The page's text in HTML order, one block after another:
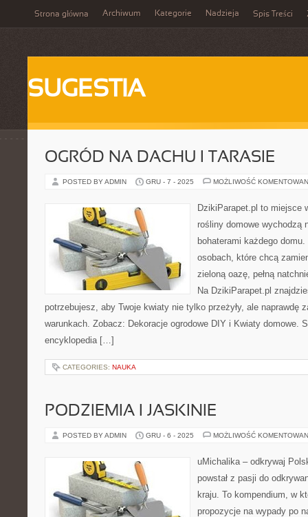
Strona główna Archiwum Kategorie Nadzieja Spis Treści
SUGESTIA
OGRÓD NA DACHU I TARASIE
POSTED BY ADMIN GRU - 7 - 2025 MOŻLIWOŚĆ
DzikiParapet.pl to miejsce
rośliny domowe wychodzą
bohaterami każdego
osobach, które chcą
zieloną oazę, pełną
Na DzikiParapet.pl
potrzebujesz, aby Twoje kwiaty nie tylko przeżyły, ale naprawdę
warunkach. Zobacz: Dekoracje ogrodowe DIY i Kwiaty domowe.
encyklopedia […]
CATEGORIES: NAUKA
PODZIEMIA I JASKINIE
POSTED BY ADMIN GRU - 6 - 2025 MOŻLIWOŚĆ
uMichalika – odkrywaj
powstał z pasji do
kraju. To kompendium, w
propozycje na wypady po